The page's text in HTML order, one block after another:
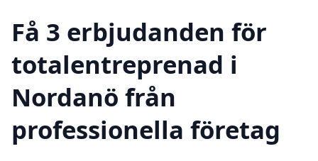
Få 3 erbjudanden för
totalentreprenad i
Nordanö från
professionella företag